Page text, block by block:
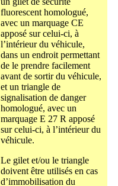
fluorescent homologué,
avec un marquage CE
apposé sur celui-ci, à
l’intérieur du véhicule,
dans un endroit permettant
de le prendre facilement
avant de sortir du véhicule,
et un triangle de
signalisation de danger
homologué, avec un
marquage E 27 R apposé
sur celui-ci, à l’intérieur du
véhicule.
Le gilet et/ou le triangle
doivent être utilisés en cas
d’immobilisation du